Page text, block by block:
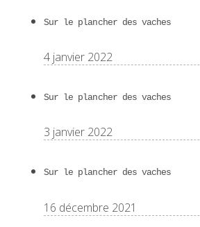
Sur le plancher des vaches
4 janvier 2022
Sur le plancher des vaches
3 janvier 2022
Sur le plancher des vaches
16 décembre 2021